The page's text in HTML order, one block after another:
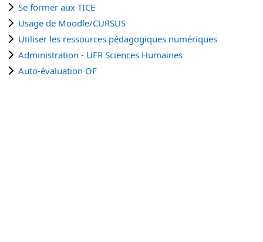
Se former aux TICE
Usage de Moodle/CURSUS
Utiliser les ressources pédagogiques numériques
Administration - UFR Sciences Humaines
Auto-évaluation OF